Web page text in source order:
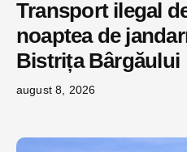
Transport ilegal
noaptea de
Bistrița Bârgăului
august 8, 2026